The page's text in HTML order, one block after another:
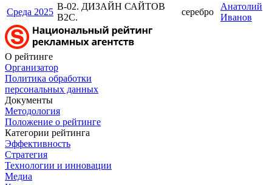
Среда 2025
В-02. ДИЗАЙН САЙТОВ
B2C.
серебро
Анатолий
Иванов
О рейтинге
Организатор
Политика обработки
персональных данных
Документы
Методология
Положение о рейтинге
Категории рейтинга
Эффективность
Стратегия
Технологии и инновации
Медиа